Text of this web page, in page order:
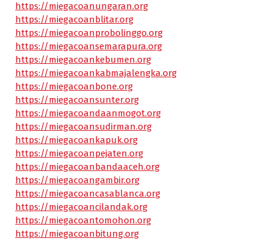
https://miegacoanungaran.org
https://miegacoanblitar.org
https://miegacoanprobolinggo.org
https://miegacoansemarapura.org
https://miegacoankebumen.org
https://miegacoankabmajalengka.org
https://miegacoanbone.org
https://miegacoansunter.org
https://miegacoandaanmogot.org
https://miegacoansudirman.org
https://miegacoankapuk.org
https://miegacoanpejaten.org
https://miegacoanbandaaceh.org
https://miegacoangambir.org
https://miegacoancasablanca.org
https://miegacoancilandak.org
https://miegacoantomohon.org
https://miegacoanbitung.org